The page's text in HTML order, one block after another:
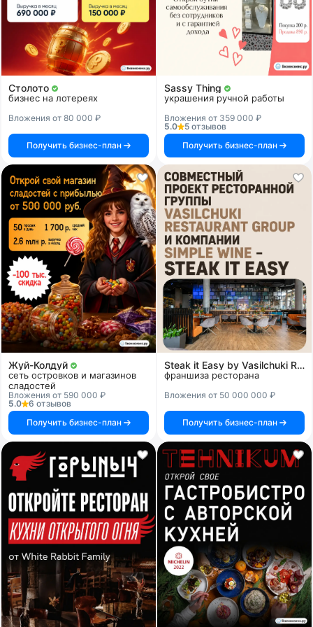
Столото
бизнес на лотереях
Вложения от 80 000 ₽
Получить бизнес-план
Sassy Thing
украшения ручной работы
Вложения от 359 000 ₽
5.0
5 отзывов
Получить бизнес-план
Жуй-Колдуй
сеть островков и магазинов
сладостей
Вложения от 590 000 ₽
5.0
6 отзывов
Получить бизнес-план
Steak it Easy by Vasilchuki Restaurant Group
франшиза ресторана
Вложения от 50 000 000 ₽
Получить бизнес-план